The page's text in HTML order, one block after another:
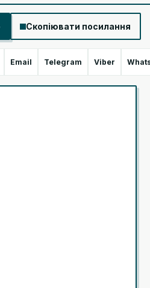
Скопіювати посилання
Email Telegram Viber